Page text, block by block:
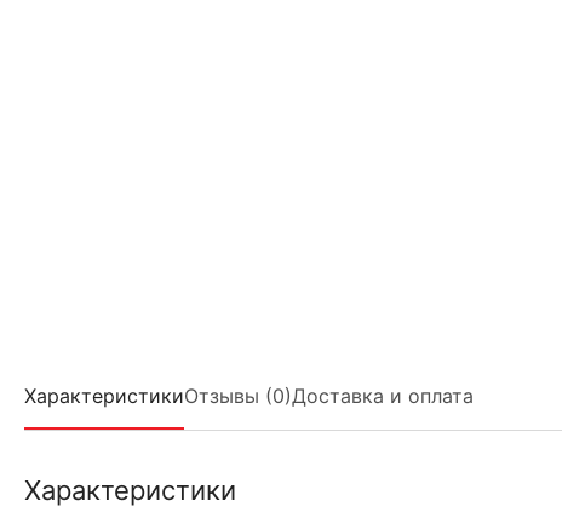
ХарактеристикиОтзывы (0)Доставка и оплата
Характеристики